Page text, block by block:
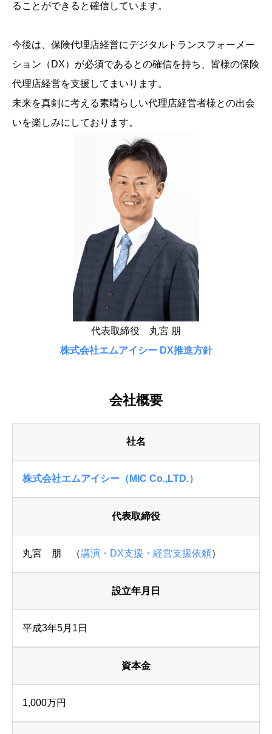
ることができると確信しています。
今後は、保険代理店経営にデジタルトランスフォーメー
ション（DX）が必須であるとの確信を持ち、皆様の保険
代理店経営を支援してまいります。
未来を真剣に考える素晴らしい代理店経営者様との出会
いを楽しみにしております。
代表取締役 丸宮 朋
株式会社エムアイシー DX推進方針
会社概要
社名
株式会社エムアイシー（MIC Co.,LTD.）
代表取締役
丸宮 朋 （講演・DX支援・経営支援依頼）
設立年月日
平成3年5月1日
資本金
1,000万円